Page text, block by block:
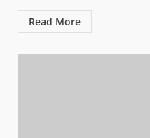
Read More